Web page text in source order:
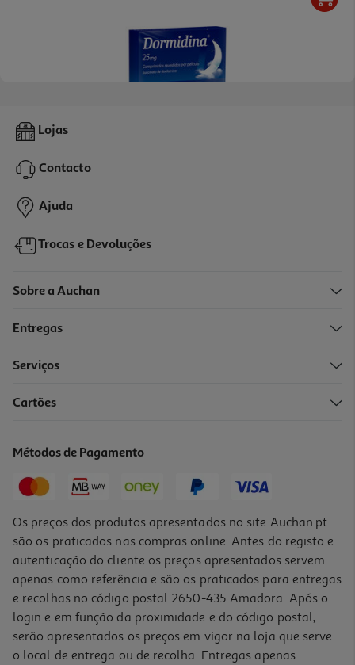
Comprimidos Dormidina 25mg 14un
15,45 €
Lojas
Contacto
Ajuda
Trocas e Devoluções
Sobre a Auchan
Entregas
Serviços
Cartões
Métodos de Pagamento
Os preços dos produtos apresentados no site Auchan.pt
são os praticados nas compras online. Antes do registo e
autenticação do cliente os preços apresentados servem
apenas como referência e são os praticados para entregas
e recolhas no código postal 2650-435 Amadora. Após o
login e em função da proximidade e do código postal,
serão apresentados os preços em vigor na loja que serve
o local de entrega ou de recolha. Entregas apenas